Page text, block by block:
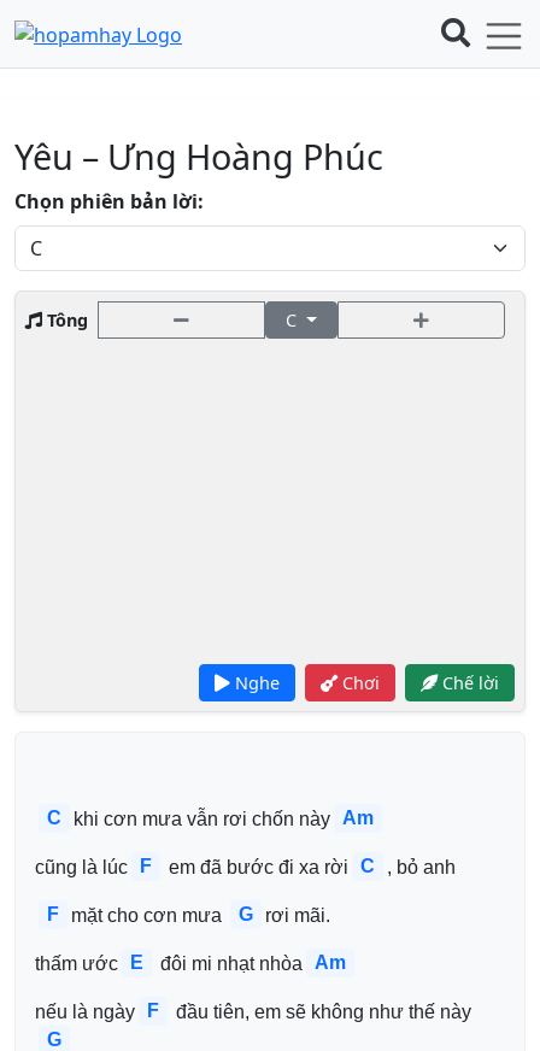
Yêu – Ưng Hoàng Phúc
Chọn phiên bản lời:
Tông C
Nghe Chơi Chế lời
C khi cơn mưa vẫn rơi chốn này Am
cũng là lúc F em đã bước đi xa rời C , bỏ anh
F mặt cho cơn mưa G rơi mãi.
thấm ước E đôi mi nhạt nhòa Am
nếu là ngày F
đầu tiên, em sẽ không như thế này
G